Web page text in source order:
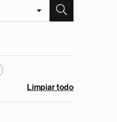
Limpiar todo